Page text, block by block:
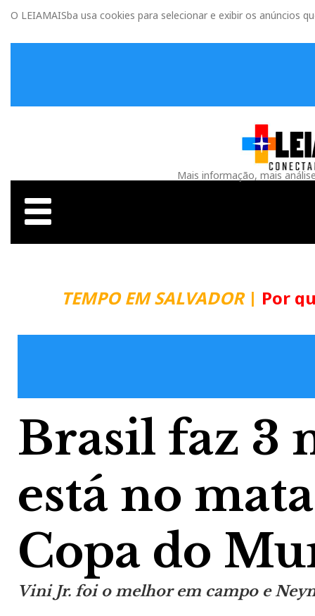
O LEIAMAISba usa cookies para selecionar e exibir os anúncios
Mais informação, mais
TEMPO EM SALVADOR|Por que
Brasil faz 3
está no
Copa do
Vini Jr. foi o melhor em campo e